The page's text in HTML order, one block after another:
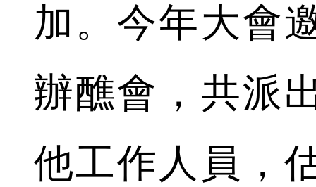
加。今年大會
辦醮會，共派
他工作人員，